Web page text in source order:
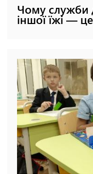
Чому служби
іншої їжі —